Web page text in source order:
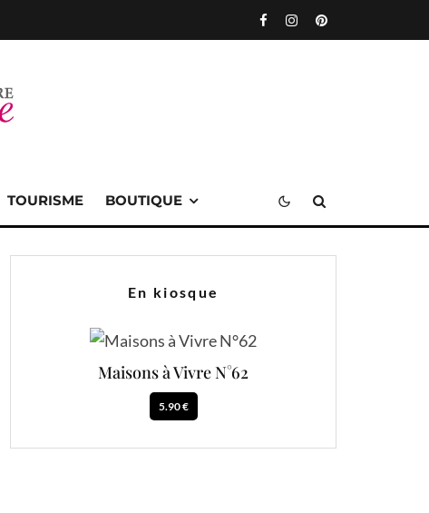
TOURISME BOUTIQUE
En kiosque
Maisons à Vivre N°62
5.90 €